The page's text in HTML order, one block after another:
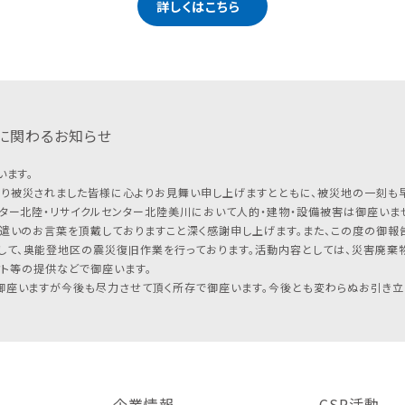
詳しくはこちら
関わるお知らせ
す。
被災されました皆様に心よりお見舞い申し上げますとともに、被災地の一刻も
ー北陸・リサイクルセンター北陸美川において人的・建物・設備被害は御座い
のお言葉を頂戴しておりますこと深く感謝申し上げます。また、この度の御報
、奥能登地区の震災復旧作業を行っております。活動内容としては、災害廃
等の提供などで御座います。
いますが今後も尽力させて頂く所存で御座います。今後とも変わらぬお引き立